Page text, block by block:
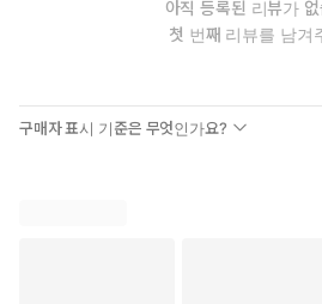
아직 등록된 리뷰가
첫 번째 리뷰를 남겨
구매자 표시 기준은 무엇인가요?